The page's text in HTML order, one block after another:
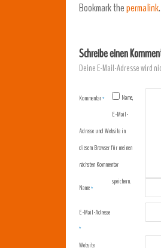
Bookmark thepermalink.
Schreibe einen
Deine E-Mail-Adresse wird
Kommentar*
Name*
E-Mail-Adresse
*
Website
Name,
E-Mail-
Adresse und Website in
diesem Browser für meinen
nächsten Kommentar
speichern.